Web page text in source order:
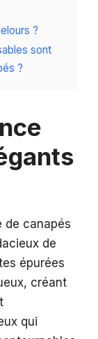
?
sont
?
de canapés
de
épurées
créant
qui